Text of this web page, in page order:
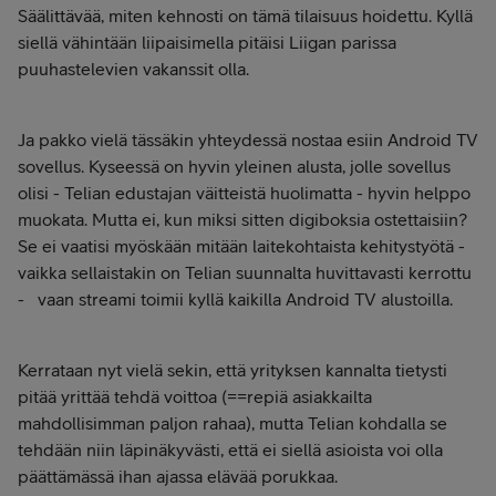
Säälittävää, miten kehnosti on tämä tilaisuus hoidettu. Kyllä
siellä vähintään liipaisimella pitäisi Liigan parissa
puuhastelevien vakanssit olla.
Ja pakko vielä tässäkin yhteydessä nostaa esiin Android TV
sovellus. Kyseessä on hyvin yleinen alusta, jolle sovellus
olisi - Telian edustajan väitteistä huolimatta - hyvin helppo
muokata. Mutta ei, kun miksi sitten digiboksia ostettaisiin?
Se ei vaatisi myöskään mitään laitekohtaista kehitystyötä -
vaikka sellaistakin on Telian suunnalta huvittavasti kerrottu
- vaan streami toimii kyllä kaikilla Android TV alustoilla.
Kerrataan nyt vielä sekin, että yrityksen kannalta tietysti
pitää yrittää tehdä voittoa (==repiä asiakkailta
mahdollisimman paljon rahaa), mutta Telian kohdalla se
tehdään niin läpinäkyvästi, että ei siellä asioista voi olla
päättämässä ihan ajassa elävää porukkaa.